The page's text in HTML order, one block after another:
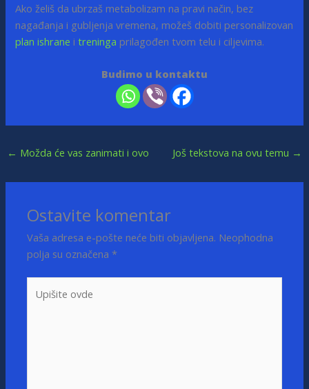
Ako želiš da ubrzaš metabolizam na pravi način, bez
nagađanja i gubljenja vremena, možeš dobiti personalizovan
plan ishrane itreninga prilagođen tvom telu i ciljevima.
Budimo u kontaktu
← Možda će vas zanimati i ovo Još tekstova na ovu temu →
Ostavite komentar
Vaša adresa e-pošte neće biti objavljena. Neophodna
polja su označena *
ovde